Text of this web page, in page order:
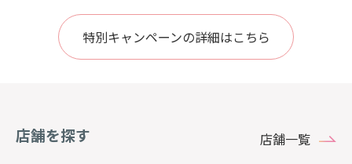
特別キャンペーンの詳細はこちら
店舗を探す 店舗一覧